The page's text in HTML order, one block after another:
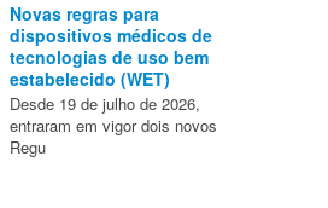
Novas regras para
dispositivos médicos de
tecnologias de uso bem
estabelecido (WET)
Desde 19 de julho de 2026,
entraram em vigor dois novos
Regu